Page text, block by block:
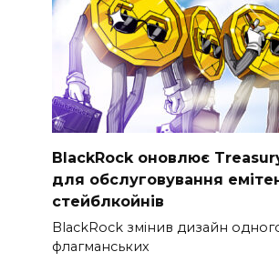
BlackRock оновлює
для обслуговування
стейблкойнів
BlackRock змінив дизайн одного
флагманських